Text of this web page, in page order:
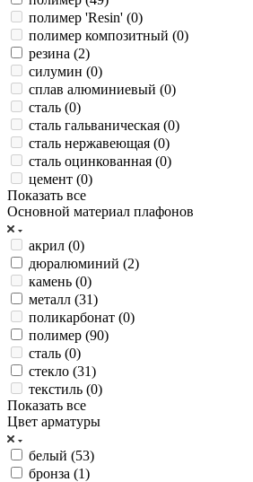
полимер 'Resin' (0)
полимер композитный (0)
резина (2)
силумин (0)
сплав алюминиевый (0)
сталь (0)
сталь гальваническая (0)
сталь нержавеющая (0)
сталь оцинкованная (0)
цемент (0)
Показать все
Основной материал плафонов
акрил (0)
дюралюминий (2)
камень (0)
металл (31)
поликарбонат (0)
полимер (90)
сталь (0)
стекло (31)
текстиль (0)
Показать все
Цвет арматуры
белый (53)
бронза (1)